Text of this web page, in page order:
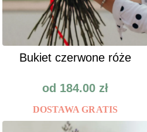
Bukiet czerwone róże
od 184.00 zł
DOSTAWA GRATIS